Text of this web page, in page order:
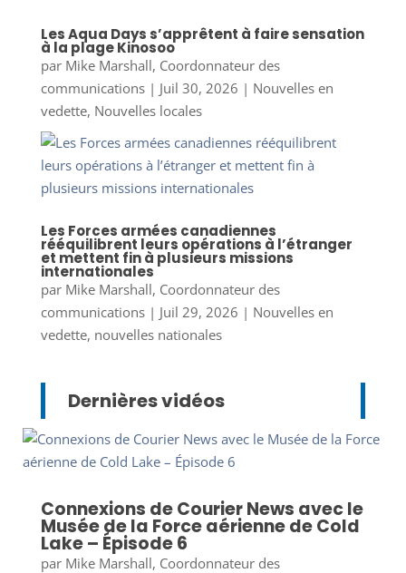
Les Aqua Days s’apprêtent à faire sensation
à la plage Kinosoo
par Mike Marshall, Coordonnateur des
communications| Juil 30, 2026 | Nouvelles en
vedette, Nouvelles locales
Les Forces armées canadiennes
rééquilibrent leurs opérations à l’étranger
et mettent fin à plusieurs missions
internationales
par Mike Marshall, Coordonnateur des
communications| Juil 29, 2026 | Nouvelles en
vedette, nouvelles nationales
Dernières vidéos
Connexions de Courier News avec le
Musée de la Force aérienne de Cold
Lake – Épisode 6
par Mike Marshall, Coordonnateur des